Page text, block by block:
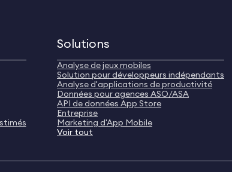
Solutions
Analyse de jeux mobiles
Solution pour développeurs indépendants
Analyse d'applications de productivité
Données pour agences ASO/ASA
API de données App Store
Entreprise
Marketing d'App Mobile
Voir tout